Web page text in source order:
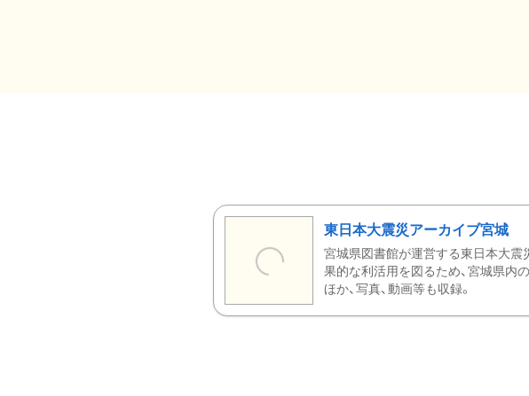
東日本大震災アーカイブ宮城
宮城県図書館が運営する東日本大震
果的な利活用を図るため、宮城県内
ほか、写真、動画等も収録。